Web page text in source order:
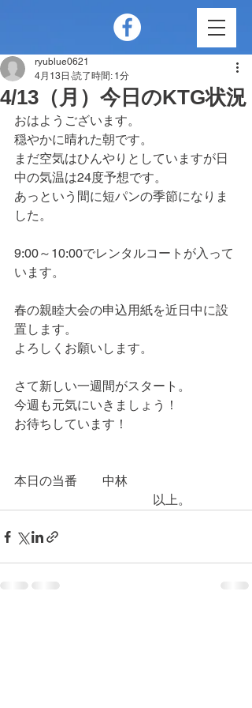
4/13（月）今日のKTG状況
ryublue0621
4月13日 読了時間: 1分
おはようございます。
穏やかに晴れた朝です。
まだ空気はひんやりとしていますが日
中の気温は24度予想です。
あっという間に短パンの季節になりま
した。
9:00～10:00でレンタルコートが入って
います。
春の親睦大会の申込用紙を近日中に設
置します。
よろしくお願いします。
さて新しい一週間がスタート。
今週も元気にいきましょう！
お待ちしています！
本日の当番　　中林
以上。